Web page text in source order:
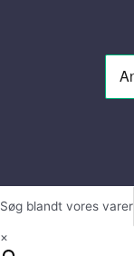
Søg blandt vores varer
×